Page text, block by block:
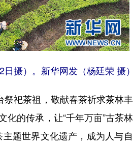
摄）。新华网发（杨廷荣 摄）
祀茶祖，敬献春茶祈求茶林丰
的传承，让“千年万亩”古茶
题世界文化遗产，成为人与